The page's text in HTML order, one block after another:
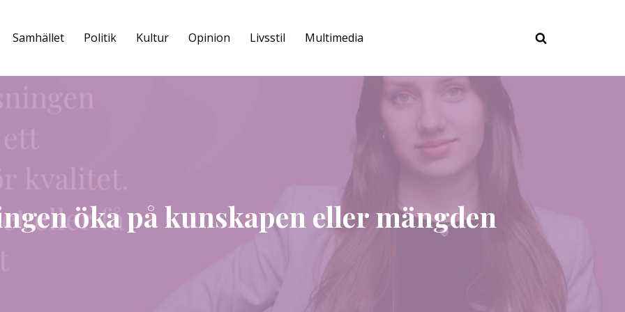
Samhället Politik Kultur Opinion Livsstil Multimedia
öka på kunskapen eller mängden